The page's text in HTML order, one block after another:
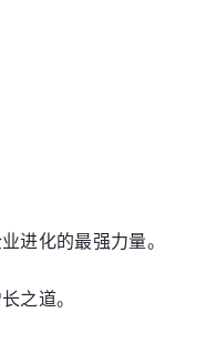
进化的最强力量。
之道。